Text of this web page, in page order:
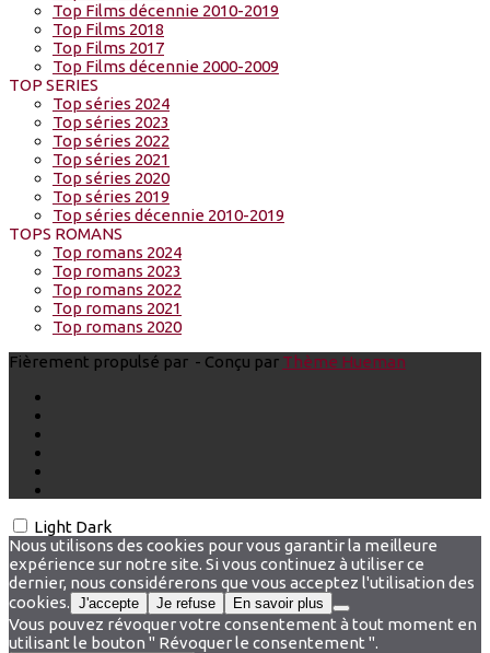
Top Films décennie 2010-2019
Top Films 2018
Top Films 2017
Top Films décennie 2000-2009
TOP SERIES
Top séries 2024
Top séries 2023
Top séries 2022
Top séries 2021
Top séries 2020
Top séries 2019
Top séries décennie 2010-2019
TOPS ROMANS
Top romans 2024
Top romans 2023
Top romans 2022
Top romans 2021
Top romans 2020
Fièrement propulsé par - Conçu par Thème Hueman
Light Dark
Nous utilisons des cookies pour vous garantir la meilleure
expérience sur notre site. Si vous continuez à utiliser ce
dernier, nous considérerons que vous acceptez l'utilisation des
cookies. J'accepte Je refuse En savoir plus
Vous pouvez révoquer votre consentement à tout moment en
utilisant le bouton " Révoquer le consentement ".